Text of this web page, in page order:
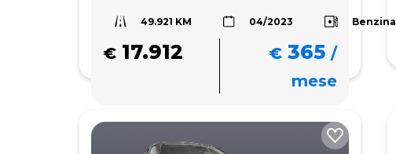
49.921 KM 04/2023 Benzina
€ 17.912 € 365 /
mese